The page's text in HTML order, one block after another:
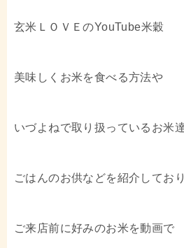
玄米ＬＯＶＥのYouTube米穀
美味しくお米を食べる方法や
いづよねで取り扱っているお米
ごはんのお供などを紹介してお
ご来店前に好みのお米を動画で